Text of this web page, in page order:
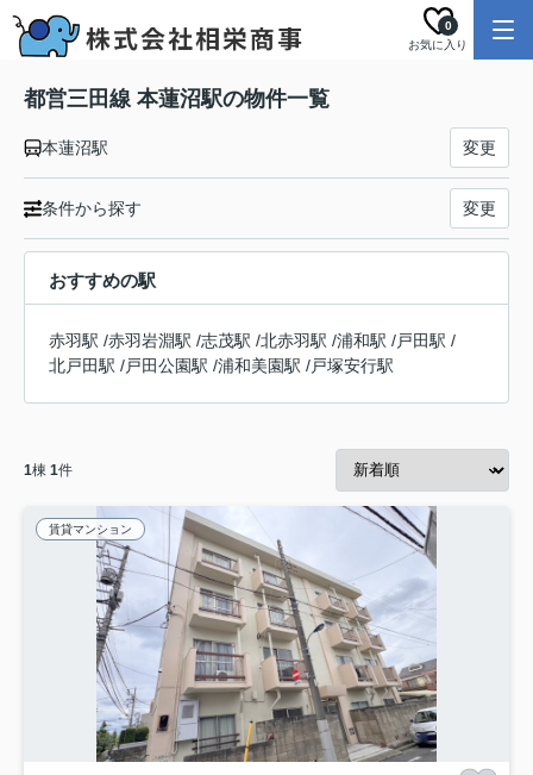
お気に入り
0
都営三田線 本蓮沼駅の物件一覧
本蓮沼駅 変更
条件から探す 変更
おすすめの駅
赤羽駅 /赤羽岩淵駅 /志茂駅 /北赤羽駅 /浦和駅 /戸田駅 /
北戸田駅 /戸田公園駅 /浦和美園駅 /戸塚安行駅
1棟 1件
賃貸マンション